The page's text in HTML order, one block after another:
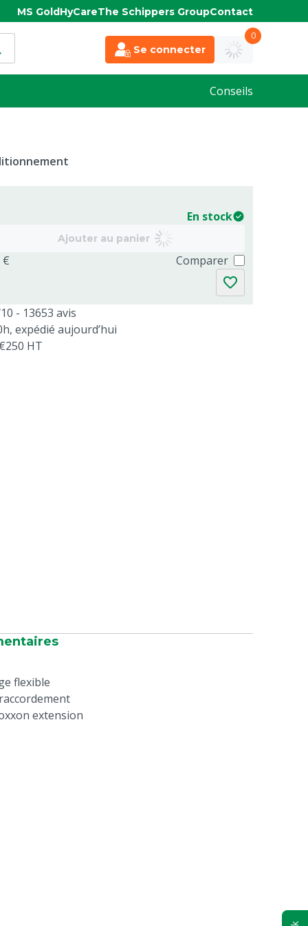
MS GoldHyCareThe Schippers GroupContact
Se connecter
0
Conseils
En stock
Ajouter au panier
€ Comparer
- 13653 avis
expédié aujourd’hui
HT
flexible
extension